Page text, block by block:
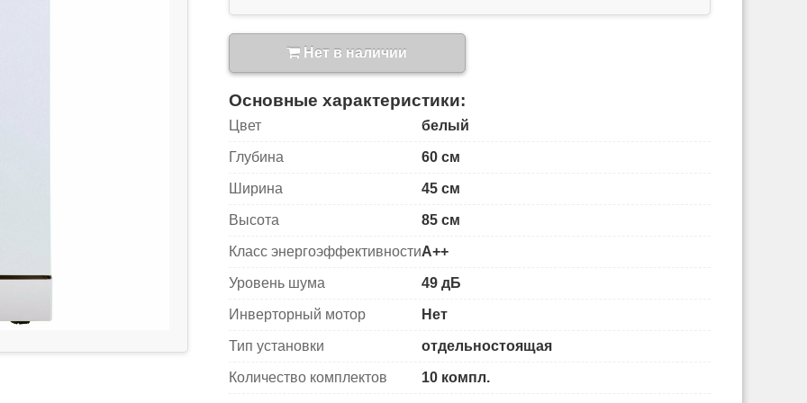
Нет в наличии
Основные характеристики:
Цвет белый
Глубина 60 см
Ширина 45 см
Высота 85 см
Класс энергоэффективностиА++
Уровень шума 49 дБ
Инверторный мотор Нет
Тип установки отдельностоящая
Количество комплектов 10 компл.